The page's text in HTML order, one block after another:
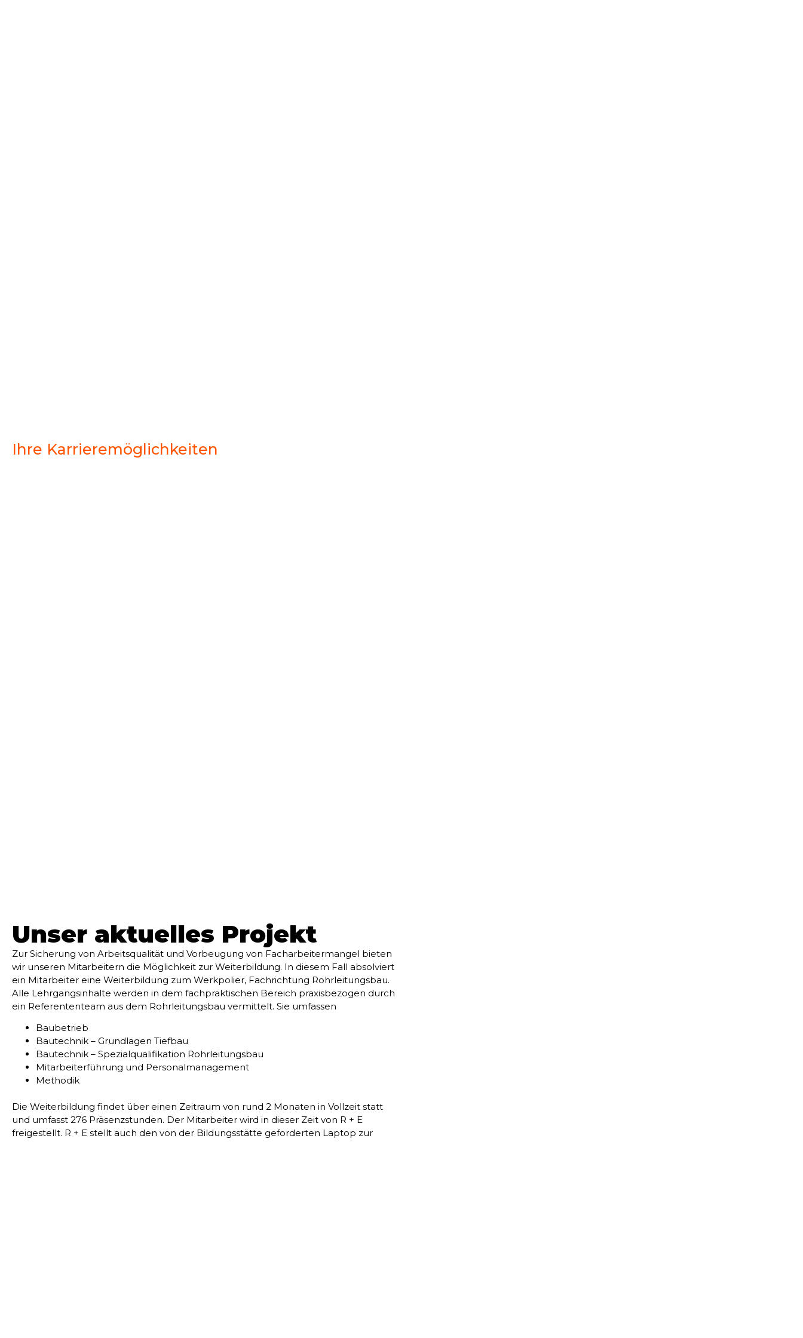
Ihre Karrieremöglichkeiten
Unser aktuelles Projekt
Zur Sicherung von Arbeitsqualität und Vorbeugung von Facharbeitermangel bieten
wir unseren Mitarbeitern die Möglichkeit zur Weiterbildung. In diesem Fall absolviert
ein Mitarbeiter eine Weiterbildung zum Werkpolier, Fachrichtung Rohrleitungsbau.
Alle Lehrgangsinhalte werden in dem fachpraktischen Bereich praxisbezogen durch
ein Referententeam aus dem Rohrleitungsbau vermittelt. Sie umfassen
Baubetrieb
Bautechnik – Grundlagen Tiefbau
Bautechnik – Spezialqualifikation Rohrleitungsbau
Mitarbeiterführung und Personalmanagement
Methodik
Die Weiterbildung findet über einen Zeitraum von rund 2 Monaten in Vollzeit statt
und umfasst 276 Präsenzstunden. Der Mitarbeiter wird in dieser Zeit von R + E
freigestellt. R + E stellt auch den von der Bildungsstätte geforderten Laptop zur